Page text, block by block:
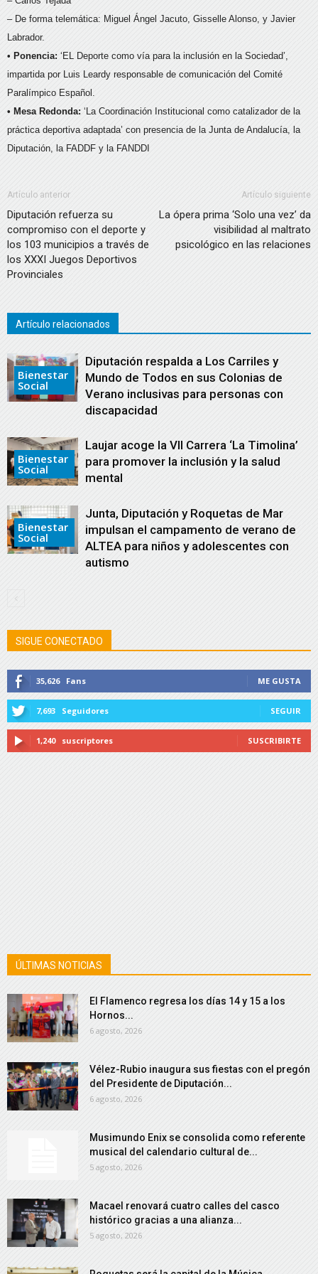
– De forma telemática: Miguel Ángel Jacuto, Gisselle Alonso, y Javier
Labrador.
• Ponencia: ‘EL Deporte como vía para la inclusión en la Sociedad’,
impartida por Luis Leardy responsable de comunicación del Comité
Paralímpico Español.
• Mesa Redonda: ‘La Coordinación Institucional como catalizador de la
práctica deportiva adaptada’ con presencia de la Junta de Andalucía, la
Diputación, la FADDF y la FANDDI
Artículo anterior
Diputación refuerza su
compromiso con el deporte y
los 103 municipios a través de
los XXXI Juegos Deportivos
Provinciales
Artículo siguiente
La ópera prima ‘Solo una vez’ da
visibilidad al maltrato
psicológico en las relaciones
Artículo relacionados
Bienestar
Social
Diputación respalda a Los Carriles y
Mundo de Todos en sus Colonias de
Verano inclusivas para personas con
discapacidad
Bienestar
Social
Laujar acoge la VII Carrera ‘La Timolina’
para promover la inclusión y la salud
mental
Bienestar
Social
Junta, Diputación y Roquetas de Mar
impulsan el campamento de verano de
ALTEA para niños y adolescentes con
autismo
SIGUE CONECTADO
35,626 Fans ME GUSTA
7,693 Seguidores SEGUIR
1,240 suscriptores SUSCRIBIRTE
ÚLTIMAS NOTICIAS
El Flamenco regresa los días 14 y 15 a los
Hornos...
6 agosto, 2026
Vélez-Rubio inaugura sus fiestas con el pregón
del Presidente de Diputación...
6 agosto, 2026
Musimundo Enix se consolida como referente
musical del calendario cultural de...
5 agosto, 2026
Macael renovará cuatro calles del casco
histórico gracias a una alianza...
5 agosto, 2026